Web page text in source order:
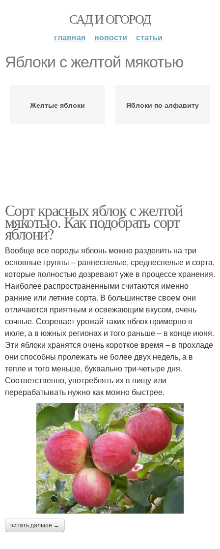
САД И ОГОРОД
главная новости статьи
Яблоки с желтой мякотью
Желтые яблоки Яблоки по алфавиту
Сорт красных яблок с желтой
мякотью. Как подобрать сорт
яблони?
Вообще все породы яблонь можно разделить на три
основные группы – раннеспелые, среднеспелые и сорта,
которые полностью дозревают уже в процессе хранения.
Наиболее распространенными считаются именно
ранние или летние сорта. В большинстве своем они
отличаются приятным и освежающим вкусом, очень
сочные. Созревает урожай таких яблок примерно в
июле, а в южных регионах и того раньше – в конце июня.
Эти яблоки хранятся очень короткое время – в прохладе
они способны пролежать не более двух недель, а в
тепле и того меньше, буквально три-четыре дня.
Соответственно, употреблять их в пищу или
перерабатывать нужно как можно быстрее.
читать дальше →